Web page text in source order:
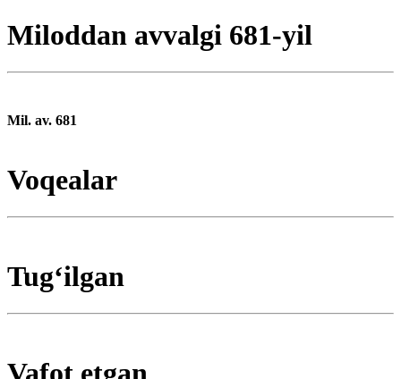
Miloddan avvalgi 681-yil
Mil. av. 681
Voqealar
Tugʻilgan